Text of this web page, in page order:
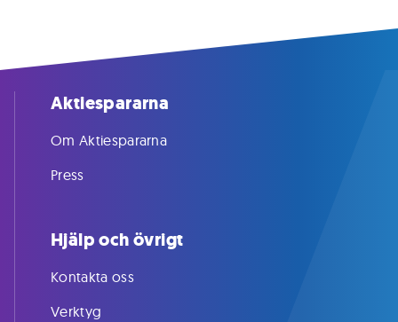
Aktiespararna
Om Aktiespararna
Press
Hjälp och övrigt
Kontakta oss
Verktyg